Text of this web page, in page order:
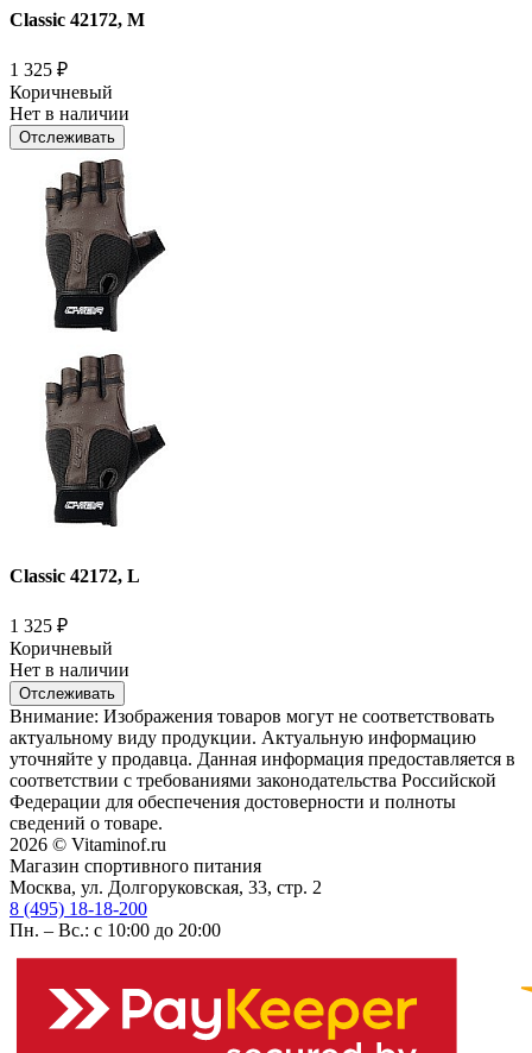
Classic 42172, M
1 325 ₽
Коричневый
Нет в наличии
Отслеживать
Classic 42172, L
1 325 ₽
Коричневый
Нет в наличии
Отслеживать
Внимание: Изображения товаров могут не соответствовать
актуальному виду продукции. Актуальную информацию
уточняйте у продавца. Данная информация предоставляется в
соответствии с требованиями законодательства Российской
Федерации для обеспечения достоверности и полноты
сведений о товаре.
2026 © Vitaminof.ru
Магазин спортивного питания
Москва, ул. Долгоруковская, 33, стр. 2
8 (495) 18-18-200
Пн. – Вс.: с 10:00 до 20:00